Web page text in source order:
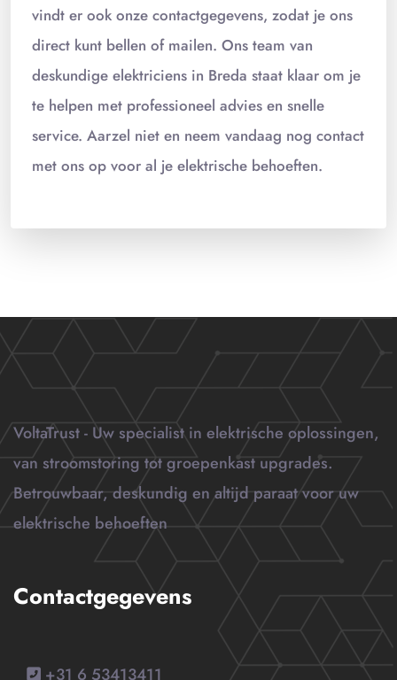
vindt er ook onze contactgegevens, zodat je ons
direct kunt bellen of mailen. Ons team van
deskundige elektriciens in Breda staat klaar om je
te helpen met professioneel advies en snelle
service. Aarzel niet en neem vandaag nog contact
met ons op voor al je elektrische behoeften.
VoltaTrust - Uw specialist in elektrische oplossingen,
van stroomstoring tot groepenkast upgrades.
Betrouwbaar, deskundig en altijd paraat voor uw
elektrische behoeften
Contactgegevens
+31 6 53413411